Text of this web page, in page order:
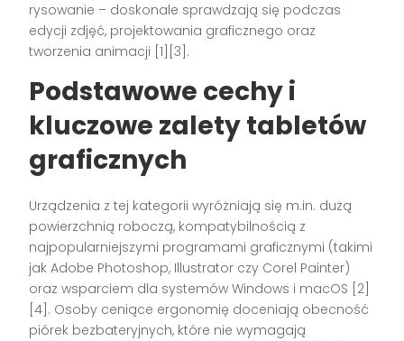
rysowanie – doskonale sprawdzają się podczas
edycji zdjęć, projektowania graficznego oraz
tworzenia animacji [1][3] .
Podstawowe cechy i
kluczowe zalety tabletów
graficznych
Urządzenia z tej kategorii wyróżniają się m.in. dużą
powierzchnią roboczą, kompatybilnością z
najpopularniejszymi programami graficznymi (takimi
jak Adobe Photoshop, Illustrator czy Corel Painter)
oraz wsparciem dla systemów Windows i macOS [2]
[4] . Osoby ceniące ergonomię doceniają obecność
piórek bezbateryjnych, które nie wymagają